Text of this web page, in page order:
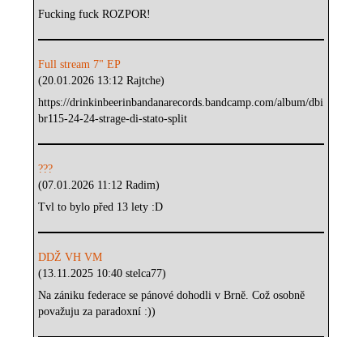
Fucking fuck ROZPOR!
Full stream 7" EP
(20.01.2026 13:12 Rajtche)
https://drinkinbeerinbandanarecords.bandcamp.com/album/dbi
br115-24-24-strage-di-stato-split
???
(07.01.2026 11:12 Radim)
Tvl to bylo před 13 lety :D
DDŽ VH VM
(13.11.2025 10:40 stelca77)
Na zániku federace se pánové dohodli v Brně. Což osobně
považuju za paradoxní :))